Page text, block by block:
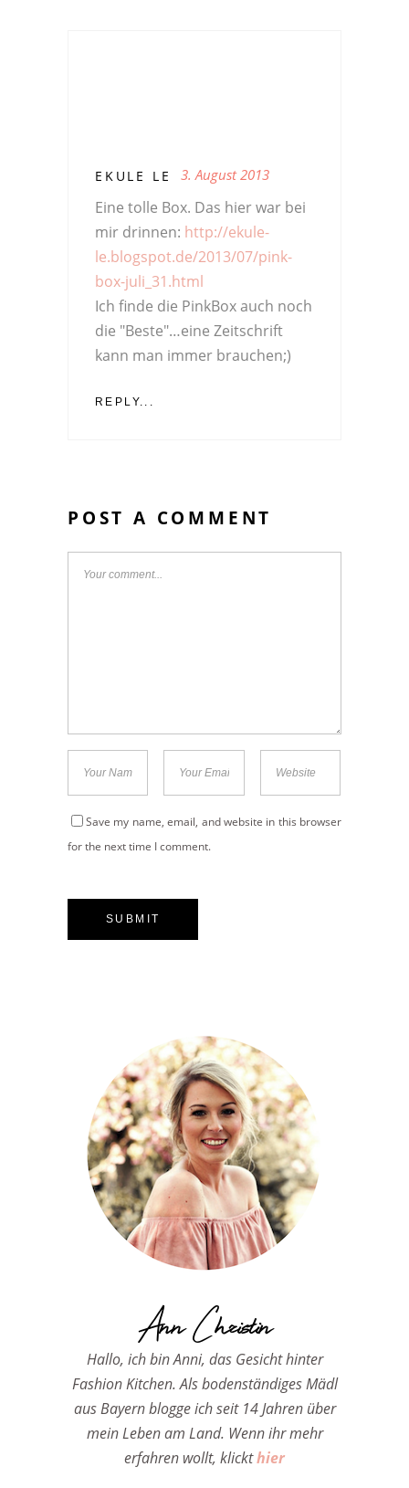
EKULE LE 3. August 2013
Eine tolle Box. Das hier war bei
mir drinnen: http://ekule-
le.blogspot.de/2013/07/pink-
box-juli_31.html
Ich finde die PinkBox auch noch
die "Beste"…eine Zeitschrift
kann man immer brauchen;)
REPLY...
POST A COMMENT
Save my name, email, and website in this browser
for the next time I comment.
Ann Christin
Hallo, ich bin Anni, das Gesicht hinter
Fashion Kitchen. Als bodenständiges Mädl
aus Bayern blogge ich seit 14 Jahren über
mein Leben am Land. Wenn ihr mehr
erfahren wollt, klickthier